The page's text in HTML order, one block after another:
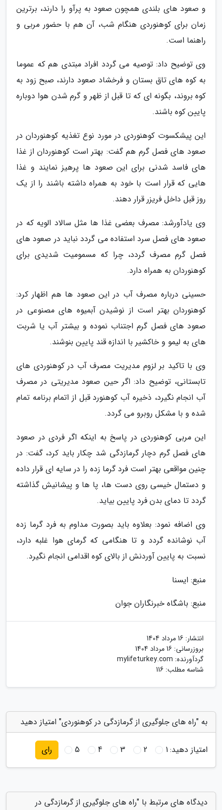
و صعود های بلندی همچون صعود به پرآو را دارند، برترین
زمان برای کوهنوردی هنگام شب، آن هم با حضور مربی و
راهنما است.
وی توضیح داد: توصیه می گردد افراد مبتدی هم که عموما
به کوه های تاق بستان و فرخشاد صعود دارند، صبح زود به
کوه بروند، بگونه ای که تا قبل از ظهر و گرم شدن هوا دوباره
پایین کوه باشند.
این پیشکسوت کوهنوردی در مورد نوع تغذیه کوهنوردان در
صعود های فصل گرم هم گفت: بهتر است کوهنوردان از غذا
های فاسد شدنی برای این صعود ها پرهیز نمایند و غذا
هایی که قرار است با خود به همراه داشته باشند را از یک
روز قبل داخل فریزر قرار دهند.
وی یادآورشد: مصرف بعضی غذا ها مثل سالاد الویه که در
صعود های فصل سرد استفاده می گردد نباید در صعود های
فصل گرم مصرف گردد، چرا که مسمومیت شدیدی برای
کوهنوردان به همراه دارد.
حسینی درباره مصرف آب در این صعود ها هم اظهار کرد:
کوهنوردان بهتر است از نوشیدن آبمیوه های مصنوعی در
صعود های فصل گرم اجتناب نموده و بیشتر آب یا شربت
های به لیمو و خاکشیر با اندازه قند پایین بنوشند.
وی با تاکید بر لزوم مدیریت مصرف آب در کوهنوردی های
تابستانی، توضیح داد: اگر حین صعود مدیریتی در مصرف
آب انجام نگیرد، ذخیره آب کوهنورد قبل از اتمام برنامه تمام
شده و با مشکل روبرو می گردد.
این مربی کوهنوردی در پاسخ به اینکه اگر فردی در صعود
های فصل گرم دچار گرمازدگی شد چکار باید کرد، گفت: در
چنین مواقعی بهتر است فرد گرما زده را در سایه ای قرار داده
و دستمال خیسی روی دست ها، پا ها و پیشانیش گذاشته
گردد تا دمای بدن فرد پایین بیاید.
وی اضافه نمود: بعلاوه باید بصورت مداوم به فرد گرما زده
آب نوشانده گردد و تا هنگامی که گرمای هوا غلبه دارد،
نسبت به پایین آوردنش از بالای کوه اقدامی انجام نگیرد.
منبع: ایسنا
منبع: باشگاه خبرنگاران جوان
انتشار: 16 مرداد 1404
بروزرسانی: 16 مرداد 1404
گردآورنده: mylifeturkey.com
شناسه مطلب: 116
به "راه های جلوگیری از گرمازدگی در کوهنوردی" امتیاز دهید
امتیاز دهید:1
2
3
4
5 رای
دیدگاه های مرتبط با "راه های جلوگیری از گرمازدگی در